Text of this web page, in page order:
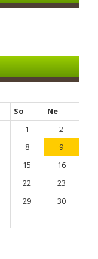
So
Ne
1
2
8
9
15
16
22
23
29
30